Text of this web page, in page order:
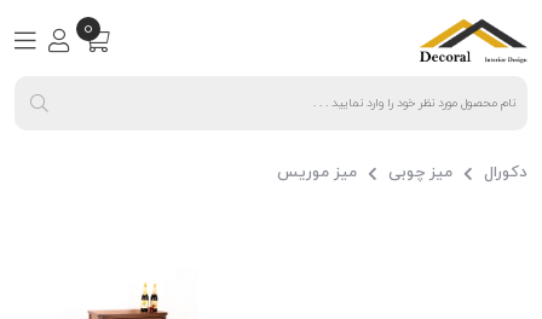
0
دکورال میز چوبی میز موریس